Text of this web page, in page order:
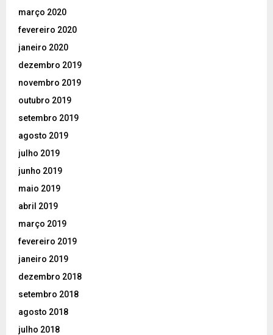
março 2020
fevereiro 2020
janeiro 2020
dezembro 2019
novembro 2019
outubro 2019
setembro 2019
agosto 2019
julho 2019
junho 2019
maio 2019
abril 2019
março 2019
fevereiro 2019
janeiro 2019
dezembro 2018
setembro 2018
agosto 2018
julho 2018